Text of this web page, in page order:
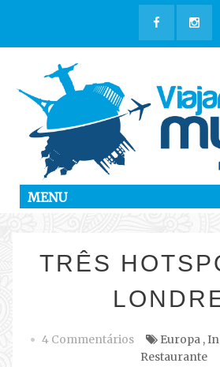
MENU
TRÊS
4 Commentários Europa ,
Restaurante